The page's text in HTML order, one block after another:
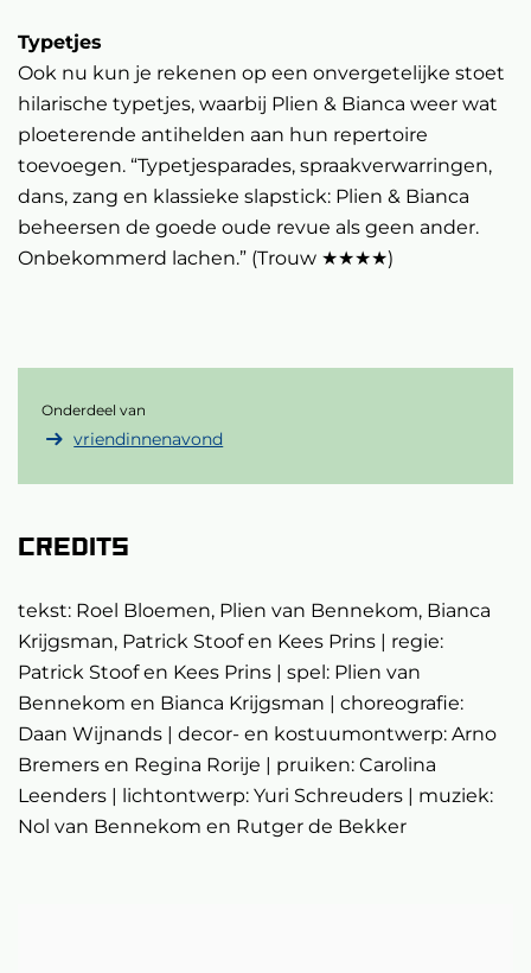
Typetjes
Ook nu kun je rekenen op een onvergetelijke stoet
hilarische typetjes, waarbij Plien & Bianca weer wat
ploeterende antihelden aan hun repertoire
toevoegen. “Typetjesparades, spraakverwarringen,
dans, zang en klassieke slapstick: Plien & Bianca
beheersen de goede oude revue als geen ander.
Onbekommerd lachen.” (Trouw ★★★★)
Onderdeel van
vriendinnenavond
Credits
tekst: Roel Bloemen, Plien van Bennekom, Bianca
Krijgsman, Patrick Stoof en Kees Prins | regie:
Patrick Stoof en Kees Prins | spel: Plien van
Bennekom en Bianca Krijgsman | choreografie:
Daan Wijnands | decor- en kostuumontwerp: Arno
Bremers en Regina Rorije | pruiken: Carolina
Leenders | lichtontwerp: Yuri Schreuders | muziek:
Nol van Bennekom en Rutger de Bekker